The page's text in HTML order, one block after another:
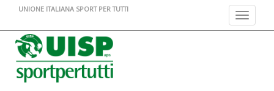
Toggle
UNIONE ITALIANA SPORT PER TUTTI